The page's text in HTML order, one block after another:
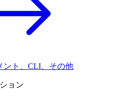
ント、CLI、その他
ョン